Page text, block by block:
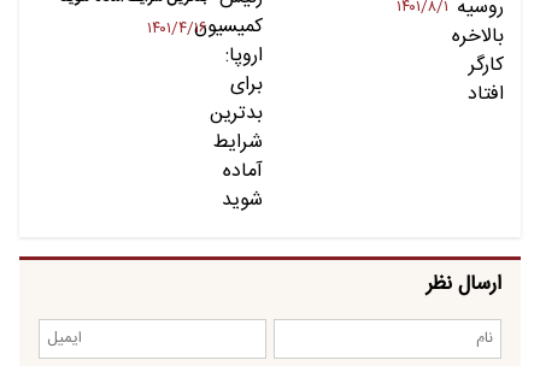
۱۴۰۱/۸/۱
۱۴۰۱/۴/۱۶
ارسال نظر